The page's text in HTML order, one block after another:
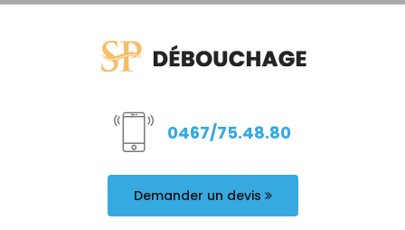
0467/75.48.80
Demander un devis